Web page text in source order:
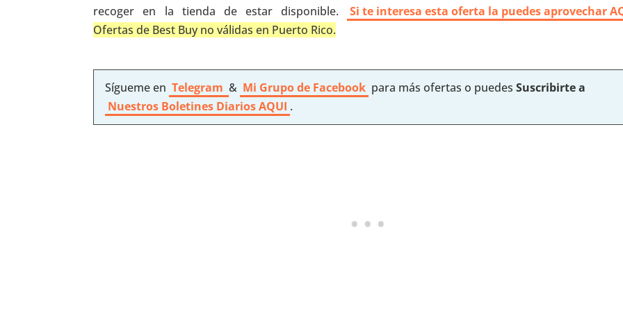
recoger en la tienda de estar disponible.
Si te interesa esta oferta la puedes aprovechar
Ofertas de Best Buy no válidas en Puerto Rico.
Sígueme en Telegram & Mi Grupo de Facebook para más ofertas o puedesSuscribirte a
Nuestros Boletines Diarios AQUI .